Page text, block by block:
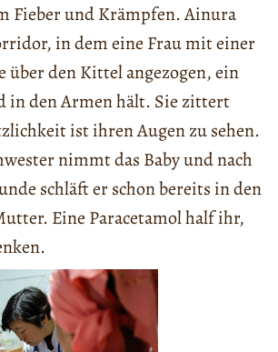
Fieber und Krämpfen. Ainura
in dem eine Frau mit einer
über den Kittel angezogen, ein
in den Armen hält. Sie zittert
ist ihren Augen zu sehen.
nimmt das Baby und nach
schläft er schon bereits in den
Eine Paracetamol half ihr,